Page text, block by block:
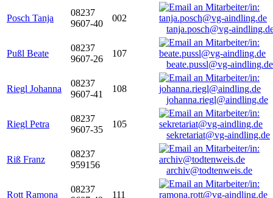
Posch Tanja
08237
9607-40
002
tanja.posch@vg-
Pußl Beate
08237
9607-26
107
beate.pussl@vg-aindling.de
Riegl Johanna
08237
9607-41
108
johanna.riegl@aindling.de
Riegl Petra
08237
9607-35
105
sekretariat@vg-aindling.de
Riß Franz
08237
959156
archiv@todtenweis.de
Rott Ramona
08237
111